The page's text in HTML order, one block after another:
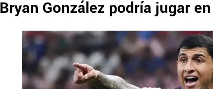
Bryan González podría jugar